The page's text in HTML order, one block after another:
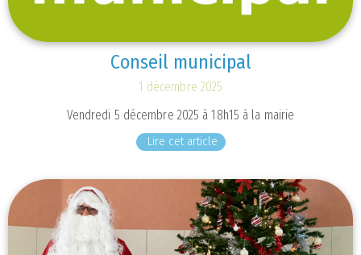
Conseil municipal
1 décembre 2025
Vendredi 5 décembre 2025 à 18h15 à la mairie
Lire cet article